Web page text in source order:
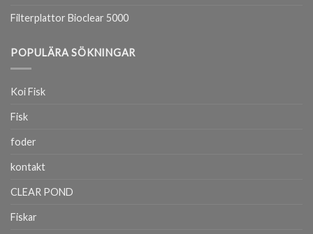
Filterplattor Bioclear 5000
POPULÄRA SÖKNINGAR
Koi Fisk
Fisk
foder
kontakt
CLEAR POND
Fiskar